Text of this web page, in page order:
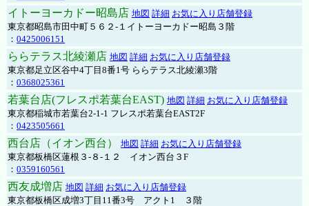
イトーヨーカドー昭島店 地図 詳細 お気に入り店舗登録
東京都昭島市田中町５６２-１イトーヨーカドー昭島３階
： 0425006151
ららテラス北綾瀬店 地図 詳細 お気に入り店舗登録
東京都足立区谷中4丁目8番1号 ららテラス北綾瀬3階
： 0368025361
若葉台店(フレスポ若葉台EAST) 地図 詳細 お気に入り店舗登録
東京都稲城市若葉台2-1-1 フレスポ若葉台EAST2F
： 0423505661
西台店（イオン西台） 地図 詳細 お気に入り店舗登録
東京都板橋区蓮根３-８-１２ イオン西台３F
： 0359160561
西友成増店 地図 詳細 お気に入り店舗登録
東京都板橋区成増3丁目11番3号 アクト1 ３階